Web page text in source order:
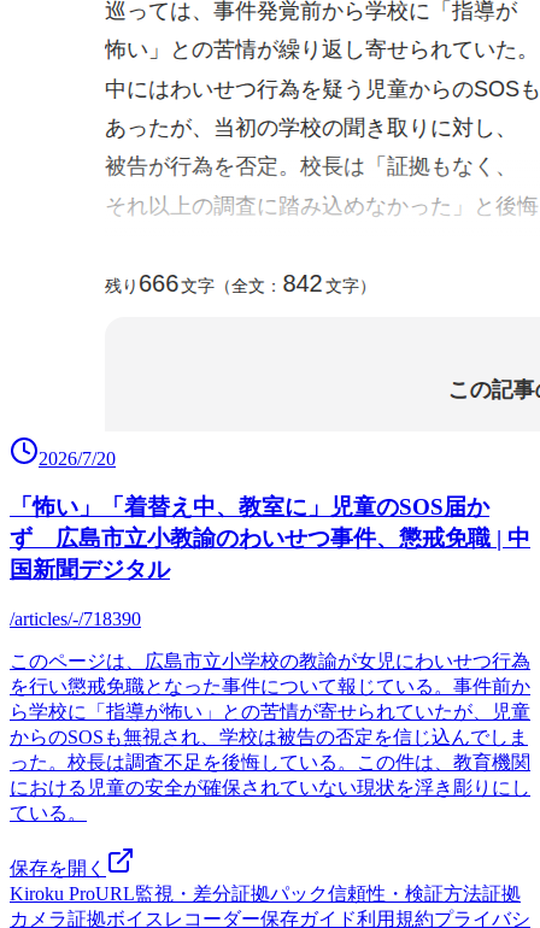
2026/7/20
「怖い」「着替え中、教室に」児童のSOS届か
ず 広島市立小教諭のわいせつ事件、懲戒免職 | 中
国新聞デジタル
/articles/-/718390
このページは、広島市立小学校の教諭が女児にわいせつ行為
を行い懲戒免職となった事件について報じている。事件前か
ら学校に「指導が怖い」との苦情が寄せられていたが、児童
からのSOSも無視され、学校は被告の否定を信じ込んでしま
った。校長は調査不足を後悔している。この件は、教育機関
における児童の安全が確保されていない現状を浮き彫りにし
ている。
保存を開く
Kiroku ProURL監視・差分証拠パック信頼性・検証方法証拠
カメラ証拠ボイスレコーダー保存ガイド利用規約プライバシ